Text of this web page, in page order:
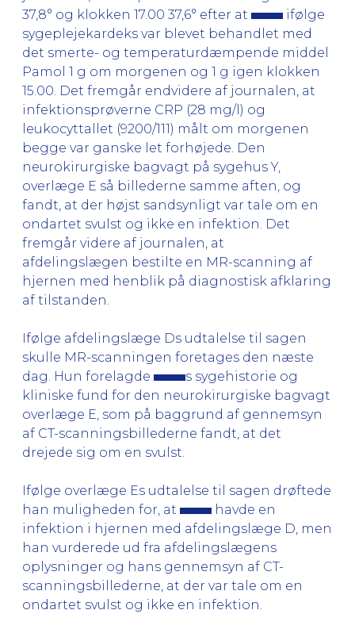
37,8° og klokken 17.00 37,6° efter at
ifølge
sygeplejekardeks var blevet behandlet med
det smerte- og temperaturdæmpende middel
Pamol 1 g om morgenen og 1 g igen klokken
15.00. Det fremgår endvidere af journalen, at
infektionsprøverne CRP (28 mg/l) og
leukocyttallet (9200/111) målt om morgenen
begge var ganske let forhøjede. Den
neurokirurgiske bagvagt på sygehus Y,
overlæge E så billederne samme aften, og
fandt, at der højst sandsynligt var tale om en
ondartet svulst og ikke en infektion. Det
fremgår videre af journalen, at
afdelingslægen bestilte en MR-scanning af
hjernen med henblik på diagnostisk afklaring
af tilstanden.
Ifølge afdelingslæge Ds udtalelse til sagen
skulle MR-scanningen foretages den næste
dag. Hun forelagde
s sygehistorie og
kliniske fund for den neurokirurgiske bagvagt
overlæge E, som på baggrund af gennemsyn
af CT-scanningsbillederne fandt, at det
drejede sig om en svulst.
Ifølge overlæge Es udtalelse til sagen drøftede
han muligheden for, at
havde en
infektion i hjernen med afdelingslæge D, men
han vurderede ud fra afdelingslægens
oplysninger og hans gennemsyn af CT-
scanningsbillederne, at der var tale om en
ondartet svulst og ikke en infektion.